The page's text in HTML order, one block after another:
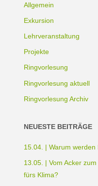
Allgemein
Exkursion
Lehrveranstaltung
Projekte
Ringvorlesung
Ringvorlesung aktuell
Ringvorlesung Archiv
NEUESTE BEITRÄGE
15.04. | Warum
13.05. | Vom Acker
fürs Klima?